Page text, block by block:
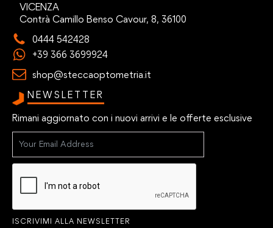
VICENZA
Contrà Camillo Benso Cavour, 8, 36100
0444 542428
+39 366 3699924
shop@steccaoptometria.it
NEWSLETTER
Rimani aggiornato con i nuovi arrivi e le offerte esclusive
ISCRIVIMI ALLA NEWSLETTER